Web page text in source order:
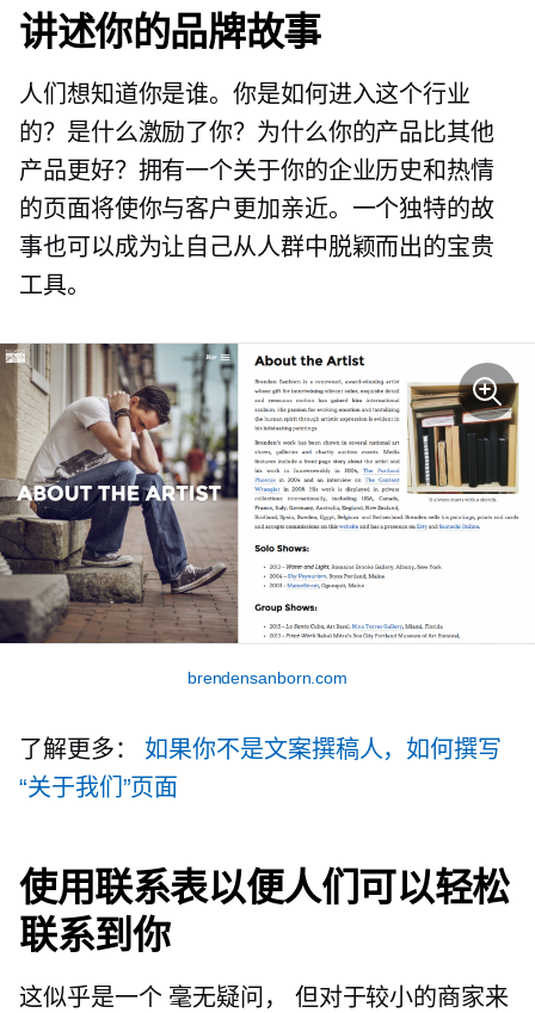
讲述你的品牌故事
人们想知道你是谁。你是如何进入这个行业
的？是什么激励了你？为什么你的产品比其他
产品更好？拥有一个关于你的企业历史和热情
的页面将使你与客户更加亲近。一个独特的故
事也可以成为让自己从人群中脱颖而出的宝贵
工具。
brendensanborn.com
了解更多： 如果你不是文案撰稿人，如何撰写
“关于我们”页面
使用联系表以便人们可以轻松
联系到你
这似乎是一个 毫无疑问，
但对于较小的商家来